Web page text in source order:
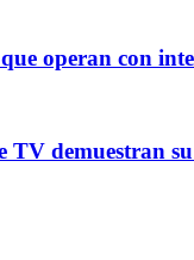
operan con
TV demuestran